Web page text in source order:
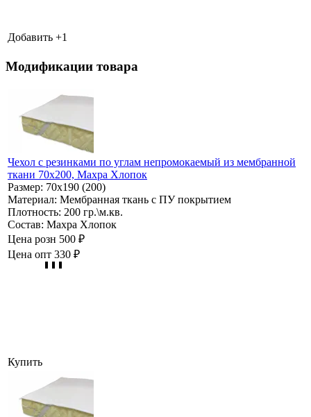
Добавить +1
Модификации товара
Чехол с резинками по углам непромокаемый из мембранной
ткани 70х200, Махра Хлопок
Размер: 70х190 (200)
Материал: Мембранная ткань с ПУ покрытием
Плотность: 200 гр.\м.кв.
Состав: Махра Хлопок
Цена розн 500 ₽
Цена опт 330 ₽
Купить